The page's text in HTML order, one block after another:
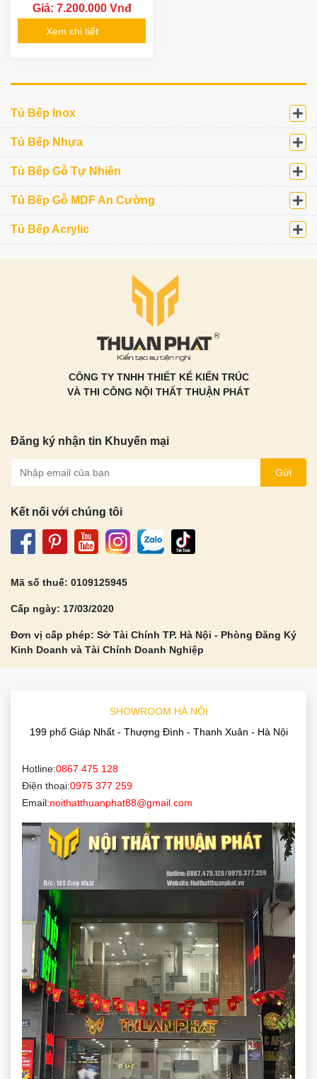
Giá: 7.200.000 Vnđ
Xem chi tiết
Tủ Bếp Inox
Tủ Bếp Nhựa
Tủ Bếp Gỗ Tự Nhiên
Tủ Bếp Gỗ MDF An Cường
Tủ Bếp Acrylic
CÔNG TY TNHH THIẾT KẾ KIẾN TRÚC
VÀ THI CÔNG NỘI THẤT THUẬN PHÁT
Đăng ký nhận tin Khuyến mại
Gửi
Kết nối với chúng tôi
Mã số thuế: 0109125945
Cấp ngày: 17/03/2020
Đơn vị cấp phép: Sở Tài Chính TP. Hà Nội - Phòng Đăng Ký
Kinh Doanh và Tài Chính Doanh Nghiệp
SHOWROOM HÀ NỘI
199 phố Giáp Nhất - Thượng Đình - Thanh Xuân - Hà Nội
Hotline:0867 475 128
Điện thoại:0975 377 259
Email:noithatthuanphat88@gmail.com